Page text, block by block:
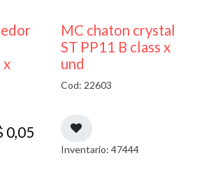
x
0,05
MC chaton crystal
ST PP11 B class x
und
Cod: 22603
Inventario: 47444